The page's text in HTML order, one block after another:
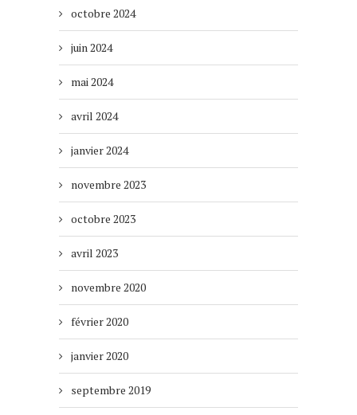
octobre 2024
juin 2024
mai 2024
avril 2024
janvier 2024
novembre 2023
octobre 2023
avril 2023
novembre 2020
février 2020
janvier 2020
septembre 2019